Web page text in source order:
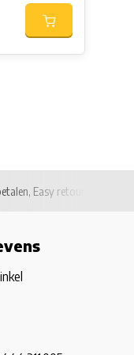
Easy retour